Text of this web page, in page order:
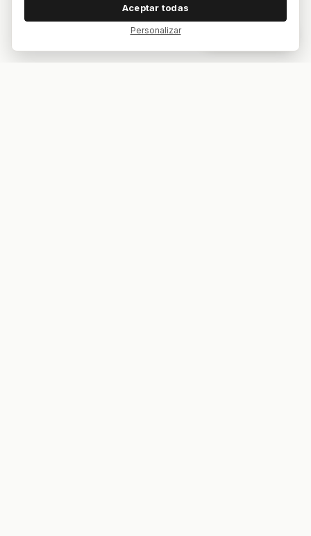
Aceptar todas
Personalizar